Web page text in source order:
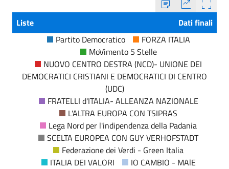
Liste
Dati finali
Partito Democratico
FORZA ITALIA
MoVimento 5 Stelle
NUOVO CENTRO DESTRA (NCD)- UNIONE DEI
DEMOCRATICI CRISTIANI E DEMOCRATICI DI CENTRO
(UDC)
FRATELLI d'ITALIA- ALLEANZA NAZIONALE
L'ALTRA EUROPA CON TSIPRAS
Lega Nord per l'indipendenza della Padania
SCELTA EUROPEA CON GUY VERHOFSTADT
Federazione dei Verdi - Green Italia
ITALIA DEI VALORI
IO CAMBIO - MAlE